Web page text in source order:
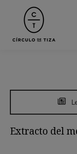
Extracto del